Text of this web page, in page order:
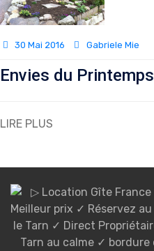
30 Mai 2016 Gabriele Mie
Envies du Printemps
LIRE PLUS